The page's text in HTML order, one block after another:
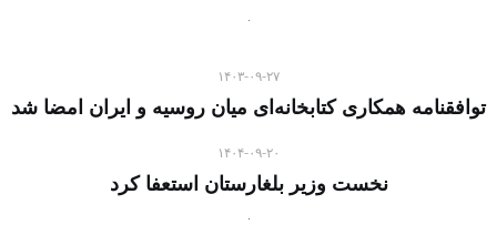
۱۴۰۳-۰۹-۲۷
توافقنامه همکاری کتابخانه‌ای میان روسیه و ایران امضا شد
۱۴۰۴-۰۹-۲۰
نخست وزیر بلغارستان استعفا کرد